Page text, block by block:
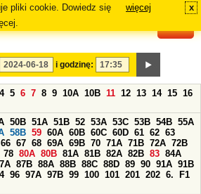
pliki cookie. Dowiedz się
więcej x
i godzinę:
4 5 6 7 8 9 10A 10B 11 12 13 14 15 16
50B 51A 51B 52 53A 53C 53B 54B 55A
58B 59 60A 60B 60C 60D 61 62 63
66 67 68 69A 69B 70 71A 71B 72A 72B
78 80A 80B 81A 81B 82A 82B 83 84A
87B 88A 88B 88C 88D 89 90 91A 91B
96 97A 97B 99 100 101 201 202 6.
F1